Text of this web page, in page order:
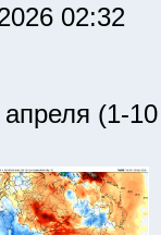
02:32
(1-